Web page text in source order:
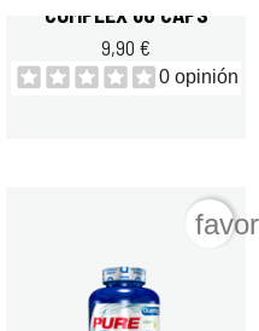
COMPLEX 60 CAPS
9,90 €
0 opinión